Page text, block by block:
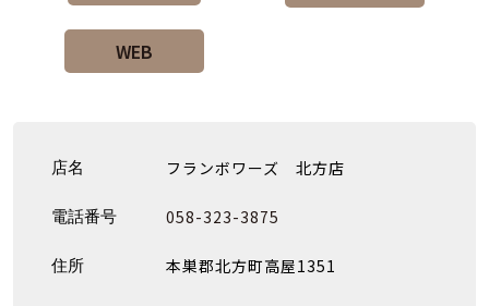
WEB
店名 フランボワーズ 北方店
電話番号 058-323-3875
住所 本巣郡北方町高屋1351